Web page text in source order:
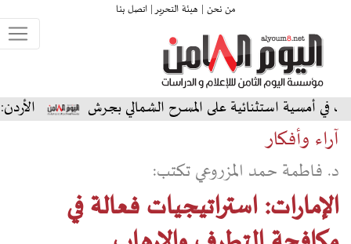
من نحن | هيئة التحرير |اتصل بنا
على المسرح الشمالي بجرش الأردن: عبادي
آراء وأفكار
د. فاطمة حمد المزروعي تكتب:
الإمارات: استراتيجيات فعالة في